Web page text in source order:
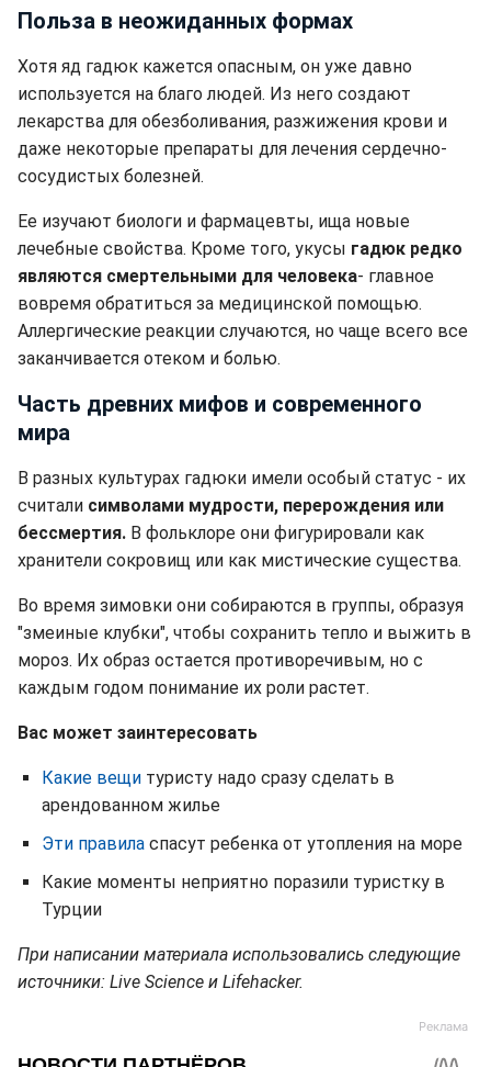
Польза в неожиданных формах
Хотя яд гадюк кажется опасным, он уже давно
используется на благо людей. Из него создают
лекарства для обезболивания, разжижения крови и
даже некоторые препараты для лечения сердечно-
сосудистых болезней.
Ее изучают биологи и фармацевты, ища новые
лечебные свойства. Кроме того, укусы гадюк редко
являются смертельными для человека- главное
вовремя обратиться за медицинской помощью.
Аллергические реакции случаются, но чаще всего все
заканчивается отеком и болью.
Часть древних мифов и современного
мира
В разных культурах гадюки имели особый статус - их
считали символами мудрости, перерождения или
бессмертия. В фольклоре они фигурировали как
хранители сокровищ или как мистические существа.
Во время зимовки они собираются в группы, образуя
"змеиные клубки", чтобы сохранить тепло и выжить в
мороз. Их образ остается противоречивым, но с
каждым годом понимание их роли растет.
Вас может заинтересовать
Какие вещи туристу надо сразу сделать в
арендованном жилье
Эти правила спасут ребенка от утопления на море
Какие моменты неприятно поразили туристку в
Турции
При написании материала использовались следующие
источники: Live Science и Lifehacker.